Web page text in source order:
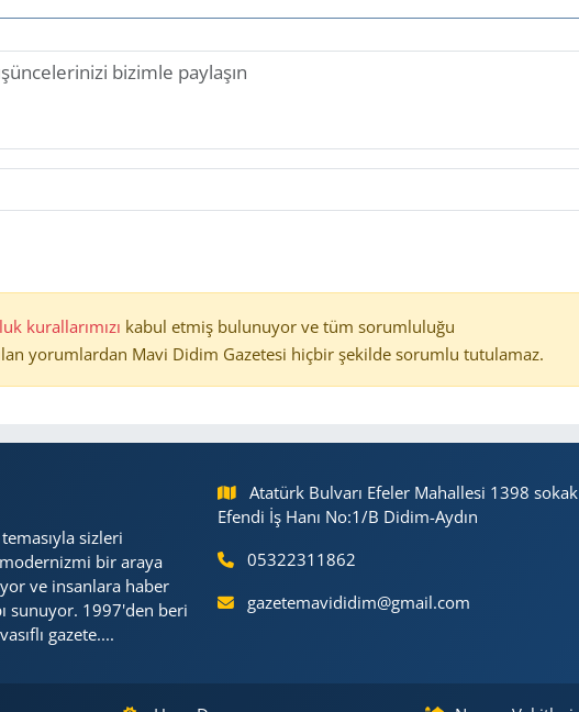
kurallarımızı kabul etmiş bulunuyor ve tüm sorumluluğu
yorumlardan Mavi Didim Gazetesi hiçbir şekilde sorumlu tutulamaz.
sizleri
bir araya
ve insanlara haber
sunuyor. 1997'den beri
gazete....
Atatürk Bulvarı Efeler Mahallesi 1398 sokak
Efendi İş Hanı No:1/B Didim-Aydın
05322311862
gazetemavididim@gmail.com